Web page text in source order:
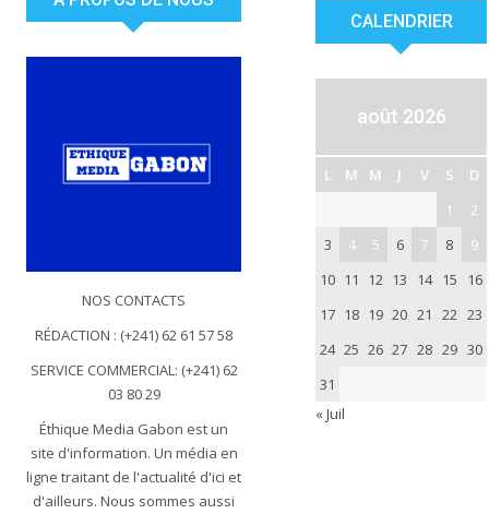
NOS CONTACTS
RÉDACTION : (+241) 62 61 57 58
SERVICE COMMERCIAL: (+241) 62
03 80 29
Éthique Media Gabon est un
site d'information. Un média en
ligne traitant de l'actualité d'ici et
d'ailleurs. Nous sommes aussi
CALENDRIER
août 2026
L M M J V S
D
1
2
3
4 5 6 7 8
9
10 11 12 13 14 15
16
17 18 19 20 21 22 23
24 25 26 27 28 29 30
31
« Juil